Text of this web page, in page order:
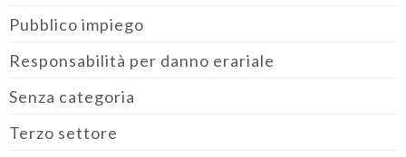
Pubblico impiego
Responsabilità per danno erariale
Senza categoria
Terzo settore